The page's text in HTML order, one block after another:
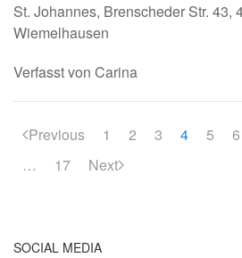
St. Johannes, Brenscheder Str. 43,
Wiemelhausen
Verfasst von Carina
Previous 1 2 3 4 5 6
…
17 Next
SOCIAL MEDIA